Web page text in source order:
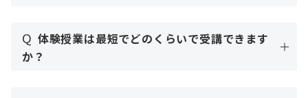
Q 体験授業は最短でどのくらいで受講できます
か？